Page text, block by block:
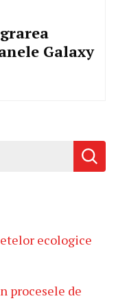
Galaxy
ecologice
procesele de